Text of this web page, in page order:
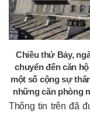
Chiều thứ Bảy,
chuyển đến căn
một số cộng sự
những căn phòng
Thông tin trên đã